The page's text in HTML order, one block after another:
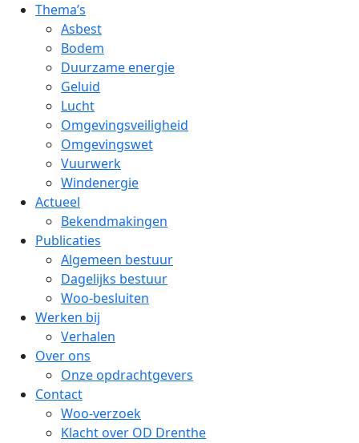
Thema’s
Asbest
Bodem
Duurzame energie
Geluid
Lucht
Omgevingsveiligheid
Omgevingswet
Vuurwerk
Windenergie
Actueel
Bekendmakingen
Publicaties
Algemeen bestuur
Dagelijks bestuur
Woo-besluiten
Werken bij
Verhalen
Over ons
Onze opdrachtgevers
Contact
Woo-verzoek
Klacht over OD Drenthe